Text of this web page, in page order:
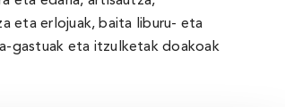
eta erlojuak, baita liburu- eta
gastuak eta itzulketak doakoak